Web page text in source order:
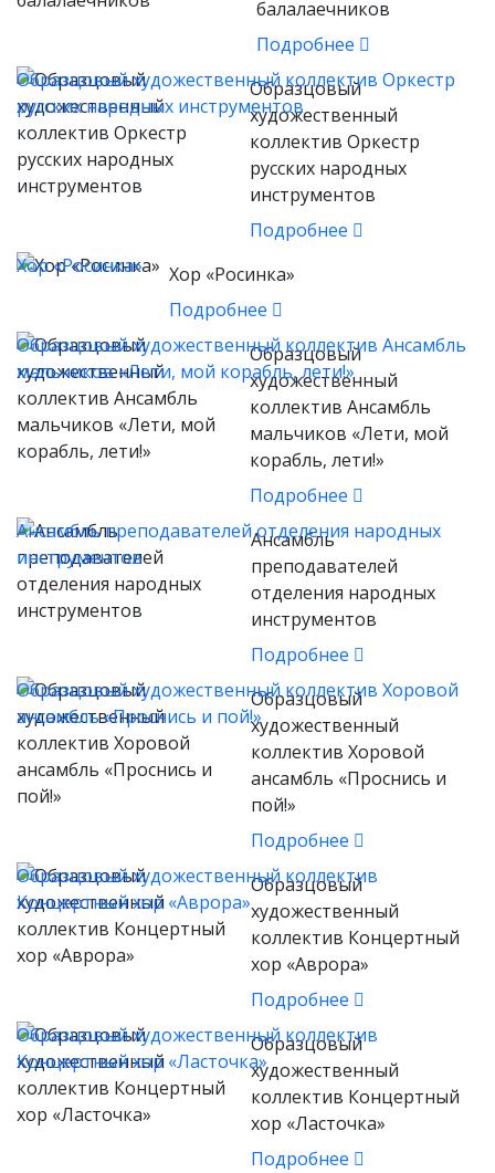
балалаечников
Подробнее
Образцовый художественный коллектив Оркестр
русских народных инструментов
Образцовый
художественный
коллектив Оркестр
русских народных
инструментов
Подробнее
Хор «Росинка»
Хор «Росинка»
Подробнее
Образцовый художественный коллектив Ансамбль
мальчиков «Лети, мой корабль, лети!»
Образцовый
художественный
коллектив Ансамбль
мальчиков «Лети, мой
корабль, лети!»
Подробнее
Ансамбль преподавателей отделения народных
инструментов
Ансамбль
преподавателей
отделения народных
инструментов
Подробнее
Образцовый художественный коллектив Хоровой
ансамбль «Проснись и пой!»
Образцовый
художественный
коллектив Хоровой
ансамбль «Проснись и
пой!»
Подробнее
Образцовый художественный коллектив
Концертный хор «Аврора»
Образцовый
художественный
коллектив Концертный
хор «Аврора»
Подробнее
Образцовый художественный коллектив
Концертный хор «Ласточка»
Образцовый
художественный
коллектив Концертный
хор «Ласточка»
Подробнее